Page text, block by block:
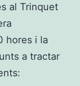
al Trinquet
hores i la
a tractar